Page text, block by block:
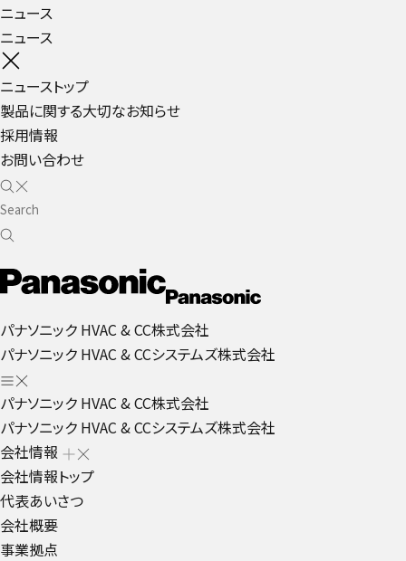
ニュース
ニュース
ニューストップ
製品に関する大切なお知らせ
採用情報
お問い合わせ
パナソニック HVAC & CC株式会社
パナソニック HVAC & CCシステムズ株式会社
パナソニック HVAC & CC株式会社
パナソニック HVAC & CCシステムズ株式会社
会社情報
会社情報トップ
代表あいさつ
会社概要
事業拠点